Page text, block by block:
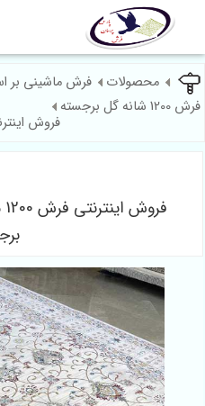
محصولات
فرش ماشینی بر
برجسته
فروش اینترنتی فرش 1200
فروش